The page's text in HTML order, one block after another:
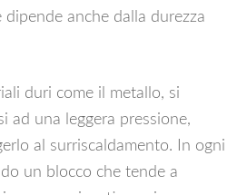
anche dalla durezza
duri come il metallo, si
ad una leggera pressione,
al surriscaldamento. In ogni
un blocco che tende a